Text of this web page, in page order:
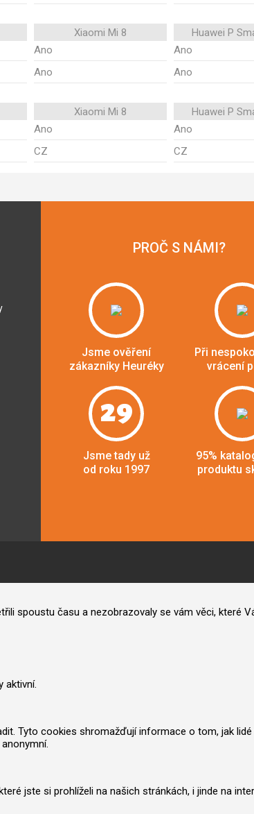
Xiaomi Mi 8 Huawei P
Ano Ano
Ano Ano
Xiaomi Mi 8 Huawei P
Ano Ano
CZ CZ
PROČ S NÁMI?
Jsme ověření
zákazníky Heuréky
Při
vrácení
29
Jsme tady už
od roku 1997
95%
produktu
spoustu času a nezobrazovaly se vám věci, které
aktivní.
Tyto cookies shromažďují informace o tom, jak
jste si prohlíželi na našich stránkách, i jinde na